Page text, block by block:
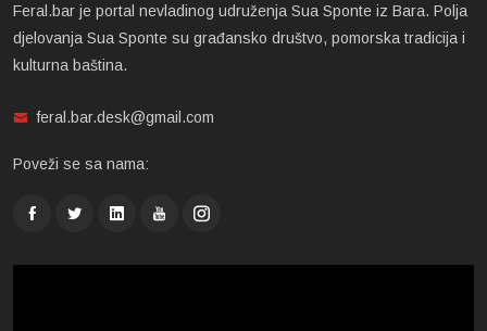
Feral.bar je portal nevladinog udruženja Sua Sponte iz Bara. Polja
djelovanja Sua Sponte su građansko društvo, pomorska tradicija i
kulturna baština.
feral.bar.desk@gmail.com
Poveži se sa nama: